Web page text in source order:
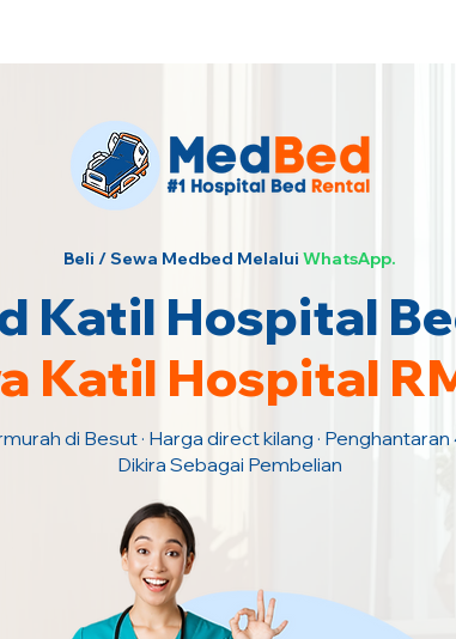
Beli / Sewa Medbed Melalui WhatsApp.
Katil Hospital
Katil Hospital
di Besut · Harga direct kilang · Penghantaran
Dikira Sebagai Pembelian